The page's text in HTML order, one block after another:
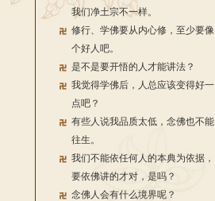
我们净土宗不一样。
修行、学佛要从内心修，至少要像
个好人吧。
是不是要开悟的人才能讲法？
我觉得学佛后，人总应该变得好一
点吧？
有些人说我品质太低，念佛也不能
往生。
我们不能依任何人的本典为依据，
要依佛讲的才对，是吗？
念佛人会有什么境界呢？